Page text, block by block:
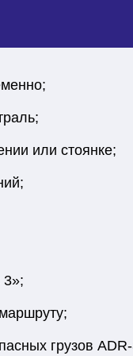
или стоянке;
3»;
грузов